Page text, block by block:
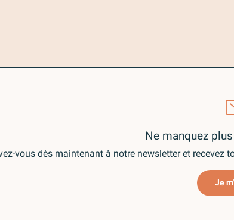
Ne manquez
vous dès maintenant à notre newsletter et recevez
Je